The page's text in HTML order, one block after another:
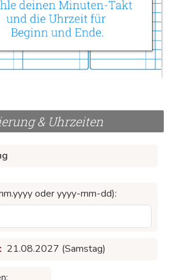
& Uhrzeiten
oder yyyy-mm-dd):
21.08.2027 (Samstag)
€ 59,49 € brutto
ca. 4 Werktagen